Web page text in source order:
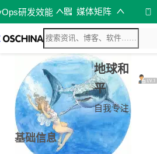
研发效能 媒体矩阵
地球和
平
自我专注
基础信息